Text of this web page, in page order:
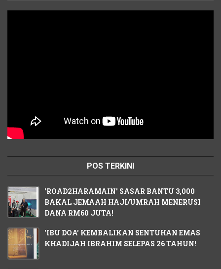
POS TERKINI
'ROAD2HARAMAIN' SASAR BANTU 3,000
BAKAL JEMAAH HAJI/UMRAH MENERUSI
DANA RM60 JUTA!
'IBU DOA' KEMBALIKAN SENTUHAN EMAS
KHADIJAH IBRAHIM SELEPAS 26 TAHUN!